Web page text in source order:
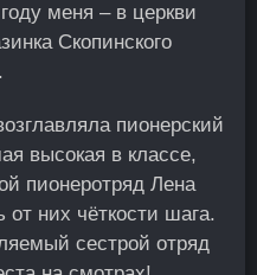
меня – в церкви
Скопинского
пионерский
высокая в классе,
пионеротряд Лена
них чёткости шага.
сестрой отряд